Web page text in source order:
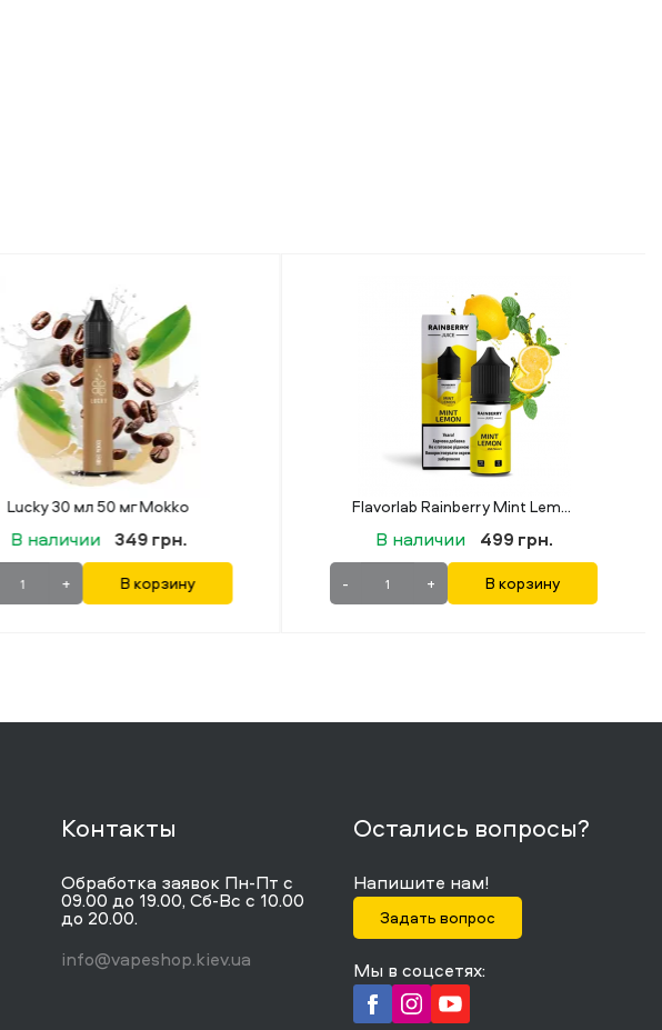
Lucky 30 мл 50 мг Mokko
В наличии 349 грн.
+ В корзину
Flavorlab Rainberry Mint Lemon (Мята Лимон) 30 мл 50 мг
В наличии 499 грн.
- + В корзину
Контакты
Обработка заявок Пн-Пт с
09.00 до 19.00, Сб-Вс с 10.00
до 20.00.
info@vapeshop.kiev.ua
Остались вопросы?
Напишите нам!
Задать вопрос
Мы в соцсетях: